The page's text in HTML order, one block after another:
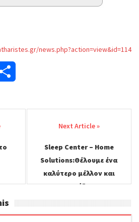
news.php?action=view&id=114
ι
ε
Sleep Center – Home
Solutions:Θέλουμε ένα
καλύτερο μέλλον και
φροντίζουμε
πραγματικά για αυτό.